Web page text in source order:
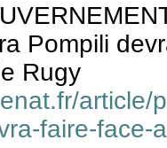
Pompili
Rugy
article/
faire-face-